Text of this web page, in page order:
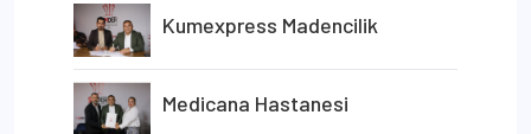
Kumexpress Madencilik
Medicana Hastanesi